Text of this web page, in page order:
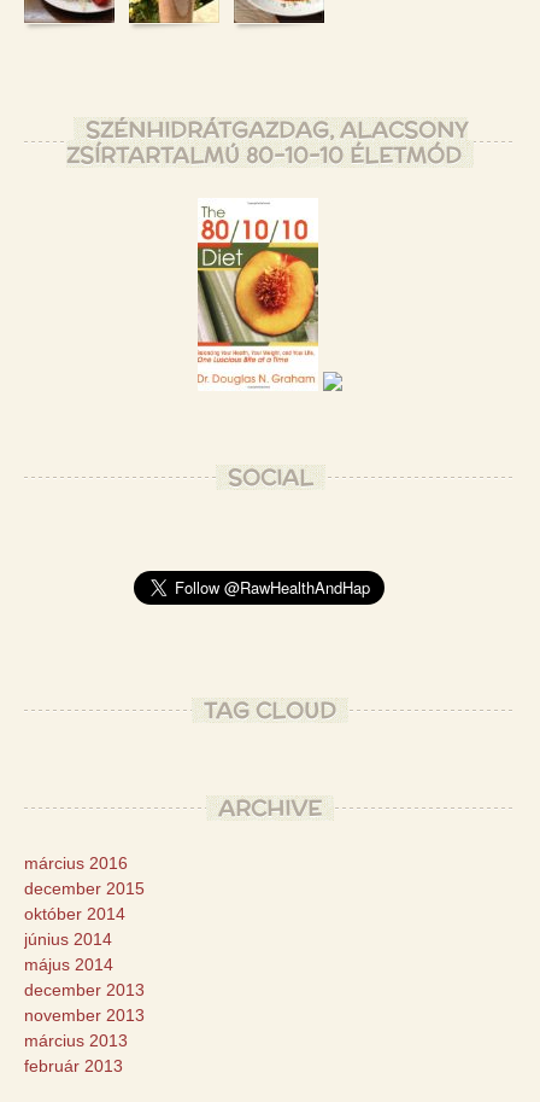
SZÉNHIDRÁTGAZDAG, ALACSONY
ZSÍRTARTALMÚ 80-10-10 ÉLETMÓD
SOCIAL
TAG CLOUD
ARCHIVE
március 2016
december 2015
október 2014
június 2014
május 2014
december 2013
november 2013
március 2013
február 2013